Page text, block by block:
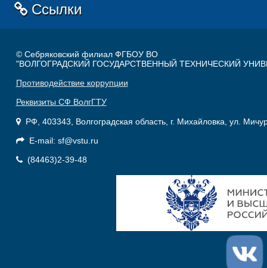
Ссылки
© Себряковский филиал ФГБОУ ВО
"ВОЛГОГРАДСКИЙ ГОСУДАРСТВЕННЫЙ ТЕХНИЧЕСКИЙ
Противодействие коррупции
Реквизиты СФ ВолгГТУ
РФ, 403343, Волгоградская область, г. Михайловка, ул.
E-mail: sf@vstu.ru
(84463)2-39-48